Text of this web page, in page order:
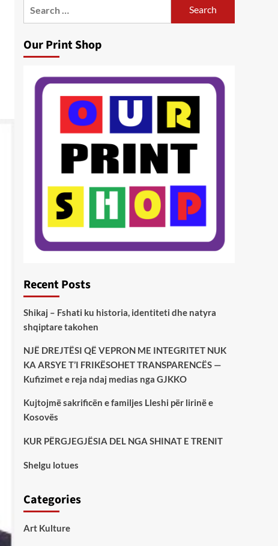
Our Print Shop
Recent Posts
Shikaj – Fshati ku historia, identiteti dhe natyra
shqiptare takohen
NJË DREJTËSI QË VEPRON ME INTEGRITET NUK
KA ARSYE T’I FRIKËSOHET TRANSPARENCËS —
Kufizimet e reja ndaj medias nga GJKKO
Kujtojmë sakrificën e familjes Lleshi për lirinë e
Kosovës
KUR PËRGJEGJËSIA DEL NGA SHINAT E TRENIT
Shelgu lotues
Categories
Art Kulture